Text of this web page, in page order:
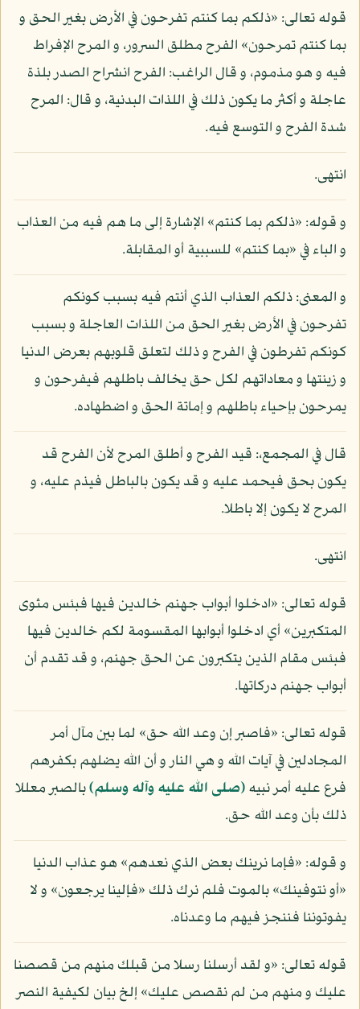
قوله تعالى: «ذلكم بما كنتم تفرحون في الأرض بغير الحق و
بما كنتم تمرحون» الفرح مطلق السرور، و المرح الإفراط
فيه و هو مذموم، و قال الراغب: الفرح انشراح الصدر بلذة
عاجلة و أكثر ما يكون ذلك في اللذات البدنية، و قال: المرح
شدة الفرح و التوسع فيه.
انتهى.
و قوله: «ذلكم بما كنتم» الإشارة إلى ما هم فيه من العذاب
و الباء في «بما كنتم» للسببية أو المقابلة.
و المعنى: ذلكم العذاب الذي أنتم فيه بسبب كونكم
تفرحون في الأرض بغير الحق من اللذات العاجلة و بسبب
كونكم تفرطون في الفرح و ذلك لتعلق قلوبهم بعرض الدنيا
و زينتها و معاداتهم لكل حق يخالف باطلهم فيفرحون و
يمرحون بإحياء باطلهم و إماتة الحق و اضطهاده.
قال في المجمع،: قيد الفرح و أطلق المرح لأن الفرح قد
يكون بحق فيحمد عليه و قد يكون بالباطل فيذم عليه، و
المرح لا يكون إلا باطلا.
انتهى.
قوله تعالى: «ادخلوا أبواب جهنم خالدين فيها فبئس مثوى
المتكبرين» أي ادخلوا أبوابها المقسومة لكم خالدين فيها
فبئس مقام الذين يتكبرون عن الحق جهنم، و قد تقدم أن
أبواب جهنم دركاتها.
قوله تعالى: «فاصبر إن وعد الله حق» لما بين مآل أمر
المجادلين في آيات الله و هي النار و أن الله يضلهم بكفرهم
فرع عليه أمر نبيه(صلى الله عليه وآله وسلم)بالصبر معللا
ذلك بأن وعد الله حق.
و قوله: «فإما نرينك بعض الذي نعدهم» هو عذاب الدنيا
«أو نتوفينك» بالموت فلم نرك ذلك «فإلينا يرجعون» و لا
يفوتوننا فننجز فيهم ما وعدناه.
قوله تعالى: «و لقد أرسلنا رسلا من قبلك منهم من قصصنا
عليك و منهم من لم نقصص عليك» إلخ بيان لكيفية النصر